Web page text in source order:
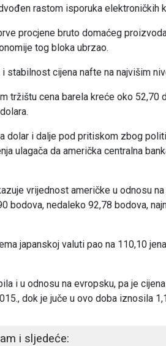
rastom isporuka elektroničkih
procjene bruto domaćeg
tog bloka ubrzao.
stabilnost cijena nafte na najvišim
tržištu cena barela kreće oko 52,70
dolar i dalje pod pritiskom zbog
ulagača da američka centralna
vrijednost američke u odnosu
bodova, nedaleko 92,78 bodova,
japanskoj valuti pao na 110,10
i u odnosu na evropsku, pa je
dok je juče u ovo doba iznosila
i sljedeće: